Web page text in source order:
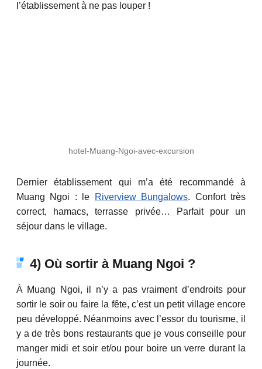
l’établissement à ne pas louper !
hotel-Muang-Ngoi-avec-excursion
Dernier établissement qui m’a été recommandé à
Muang Ngoi : le
Riverview Bungalows. Confort très
correct, hamacs, terrasse privée… Parfait pour un
séjour dans le village.
4) Où sortir à Muang Ngoi ?
À Muang Ngoi, il n’y a pas vraiment d’endroits pour
sortir le soir ou faire la fête, c’est un petit village encore
peu développé. Néanmoins avec l’essor du tourisme, il
y a de très bons restaurants que je vous conseille pour
manger midi et soir et/ou pour boire un verre durant la
journée.